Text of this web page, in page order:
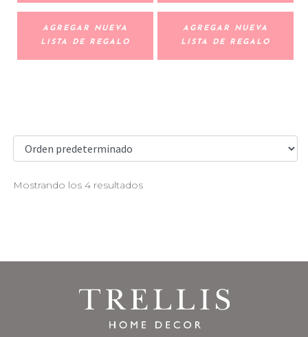
AGREGAR NUEVA
LISTA DE REGALO
AGREGAR NUEVA
LISTA DE REGALO
Mostrando los 4 resultados